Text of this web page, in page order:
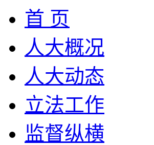
首 页
人大概况
人大动态
立法工作
监督纵横